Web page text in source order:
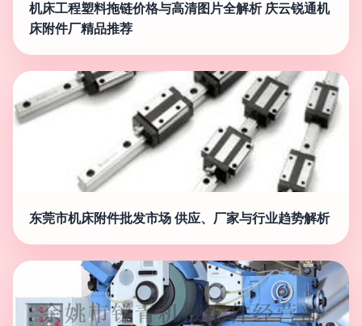
机床工程塑料拖链价格与高清图片全解析 庆云锐通机
床附件厂精品推荐
东莞市机床附件批发市场 供应、厂家与行业趋势解析